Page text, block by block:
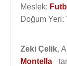
Meslek:
Doğum Yeri:
Zeki Çelik,
Montella